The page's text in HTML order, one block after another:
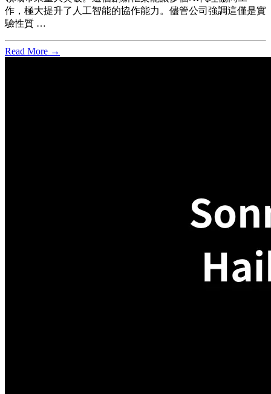
作，極大提升了人工智能的協作能力。儘管公司強調這僅是實
驗性質 …
Read More →